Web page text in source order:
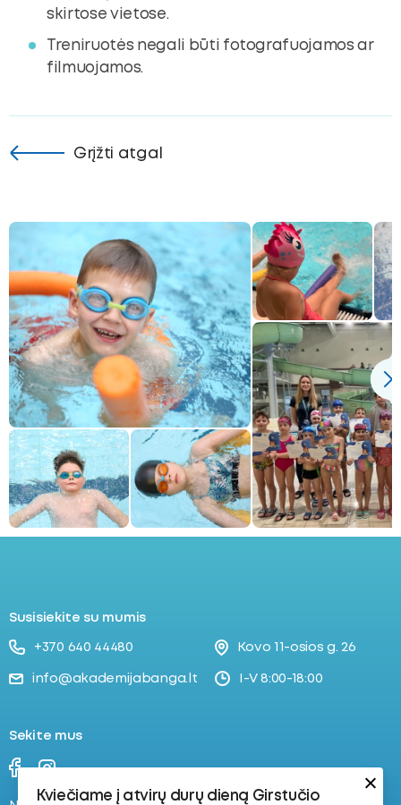
skirtose vietose.
Treniruotės negali būti fotografuojamos ar
filmuojamos.
Grįžti atgal
Susisiekite su mumis
+370 640 44480
info@akademijabanga.lt
Kovo 11-osios g. 26
I-V 8:00-18:00
Sekite mus
Kviečiame į atvirų durų dieną Girstučio